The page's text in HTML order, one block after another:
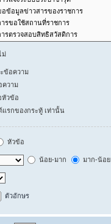
ม่
ข้อความ
ความ
หัวข้อ
แรกของกระทู้ เท่านั้น
หัวข้อ
น้อย-มาก มาก-น้อย
ตัวอักษร